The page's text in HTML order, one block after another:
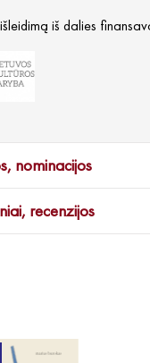
iš dalies
nominacijos
recenzijos